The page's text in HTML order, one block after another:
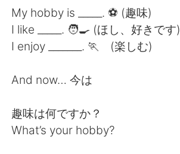
한국어 Русский
ไทย Indonesia
My hobby is _____. ⚽️ (趣味)
I like _____. 🧑‍🍳 (ほし、好きです)
I enjoy _______. 🏃 (楽しむ)
And now… 今は
趣味は何ですか？
What’s your hobby?